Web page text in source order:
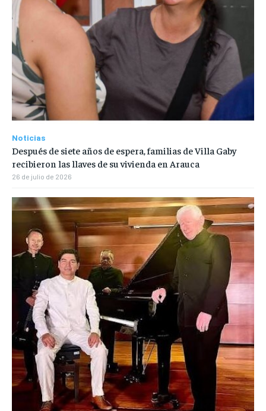
Noticias
Después de siete años de espera, familias de Villa Gaby
recibieron las llaves de su vivienda en Arauca
26 de julio de 2026